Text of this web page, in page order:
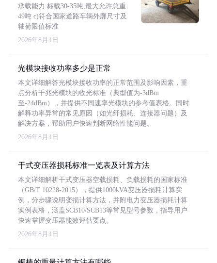
承载能力:标载30-35吨,最大允许总重
49吨 c)符合国家道路车辆外廓尺寸及
轴荷限值标准
2026年8月4日
光模块接收功率多少是正常
本文详细解答光模块接收功率的正常范围及影响因素，重
点分析千兆光模块的收光标准（典型值为-3dBm
至-24dBm），并提供不同速率光模块的参考值表格。同时
解释功率异常的常见原因（如光纤损耗、连接器问题）及
解决方案，帮助用户快速判断网络性能问题。
2026年8月4日
干式变压器损耗标准一览表及计算方法
本文详细解析干式变压器空载损耗、负载损耗的国家标准
（GB/T 10228-2015），提供1000kVA变压器损耗计算实
例，分步骤说明变损计算方法，并附电力变压器损耗计算
实例表格，涵盖SCB10/SCB13等常见型号参数，指导用户
快速掌握变压器能效评估要点。
2026年8月4日